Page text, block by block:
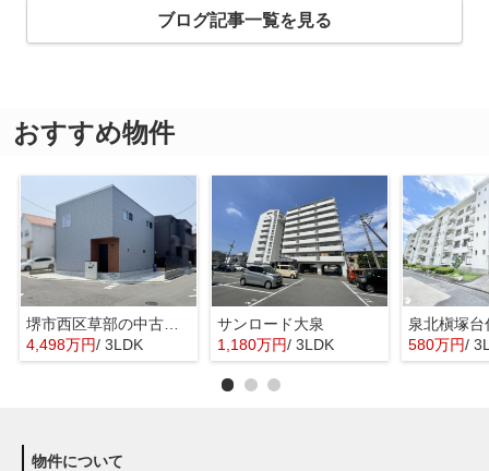
ブログ記事一覧を見る
おすすめ物件
堺市西区草部の中古一戸建
4,498万円/ 3LDK
サンロード大泉
1,180万円/ 3LDK
泉北槇塚
580万円/
物件について